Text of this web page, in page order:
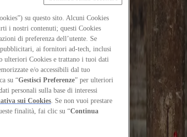
su questo sito. Alcuni Cookies
i nostri contenuti; questi Cookies
di preferenza dell’utente. Se
ai fornitori ad-tech, inclusi
ulteriori Cookies e trattano i tuoi dati
e/o accessibili dal tuo
su “Gestisci Preferenze” per ulteriori
personali sulla base di interessi
sui Cookies. Se non vuoi prestare
finalità, fai clic su “Continua